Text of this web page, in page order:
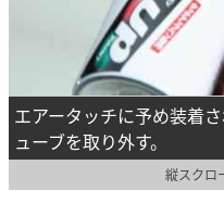
エアータッチに予め装着
ューブを取り外す。
縦スクロ